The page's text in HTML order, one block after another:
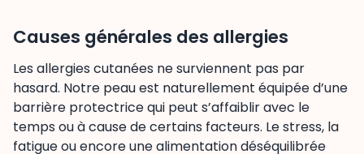
Causes générales des allergies
Les allergies cutanées ne surviennent pas par
hasard. Notre peau est naturellement équipée d’une
barrière protectrice qui peut s’affaiblir avec le
temps ou à cause de certains facteurs. Le stress, la
fatigue ou encore une alimentation déséquilibrée